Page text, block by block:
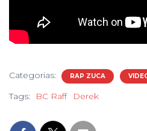
Categorias: RAP ZUCA
Tags: BC Raff Derek